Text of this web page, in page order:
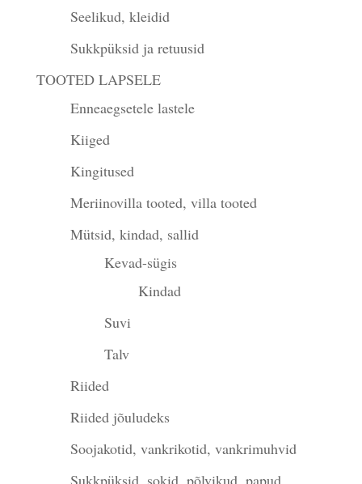
Seelikud, kleidid
Sukkpüksid ja retuusid
TOOTED LAPSELE
Enneaegsetele lastele
Kiiged
Kingitused
Meriinovilla tooted, villa tooted
Mütsid, kindad, sallid
Kevad-sügis
Kindad
Suvi
Talv
Riided
Riided jõuludeks
Soojakotid, vankrikotid, vankrimuhvid
Sukkpüksid, sokid, põlvikud, papud